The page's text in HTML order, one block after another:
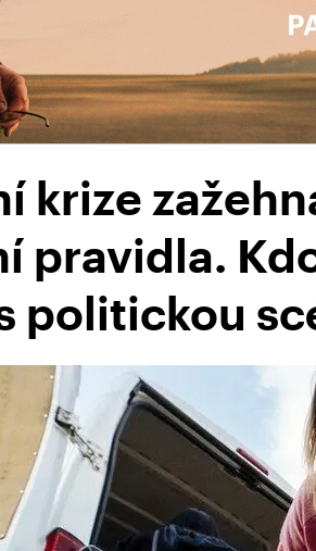
krize
pravidla.
politickou